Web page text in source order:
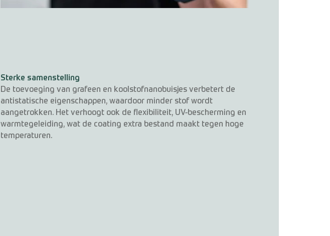
Sterke samenstelling
De toevoeging van grafeen en koolstofnanobuisjes verbetert de
antistatische eigenschappen, waardoor minder stof wordt
aangetrokken. Het verhoogt ook de flexibiliteit, UV-bescherming en
warmtegeleiding, wat de coating extra bestand maakt tegen hoge
temperaturen.